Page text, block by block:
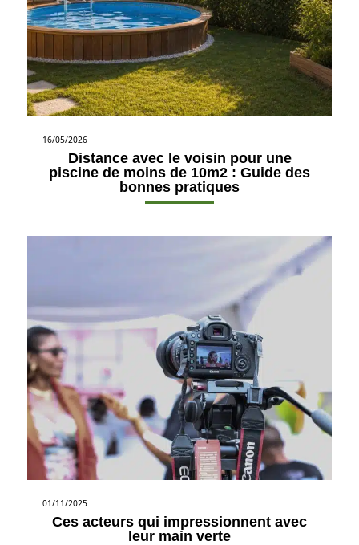
16/05/2026
Distance avec le voisin pour une
piscine de moins de 10m2 : Guide des
bonnes pratiques
01/11/2025
Ces acteurs qui impressionnent avec
leur main verte